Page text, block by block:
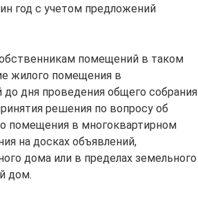
год с учетом предложений
помещений в таком
жилого помещения в
дня проведения общего собрания
решения по вопросу об
помещения в многоквартирном
на досках объявлений,
дома или в пределах земельного
дом.